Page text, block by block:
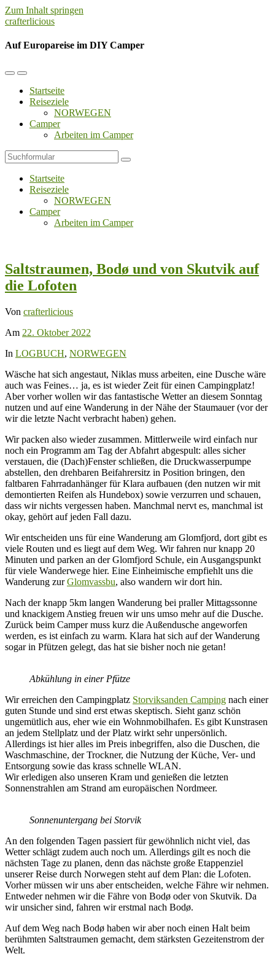
Zum Inhalt springen
crafterlicious
Auf Europareise im DIY Camper
Mobil-
umschalten
Suchfeld
umschalten
Startseite
Reiseziele
NORWEGEN
Camper
Arbeiten im Camper
Suchen
Startseite
Reiseziele
NORWEGEN
Camper
Arbeiten im Camper
Saltstraumen, Bodø und von Skutvik auf
die Lofoten
Von crafterlicious
Am 22. Oktober 2022
In LOGBUCH, NORWEGEN
Wäsche hat sich angestaut, Niklas muss arbeiten, eine Dusche wäre
auch was Feines… ja, es ist wieder Zeit für einen Campingplatz!
Aber vorher wollen wir das fantastische Wetter an diesem Sonntag
nutzen und auf eine Wanderung in der Nähe der Staumauer (vor der
wir die letzte Nacht verbracht haben) gehen.
Wir packen also wieder zusammen. Mittlerweile wird einfach nur
noch ein Programm am Tag der Abfahrt abgespult: alles sicher
verstauen, die (Dach)Fenster schließen, die Druckwasserpumpe
abstellen, den drehbaren Beifahrersitz in Position bringen, den
faltbaren Fahrradanhänger für Klara aufbauen (den nutzen wir mit
demontierten Reifen als Hundebox) sowie verzurren und schauen,
dass wir nichts vergessen haben. Manchmal nervt es, manchmal ist
okay, gehört auf jeden Fall dazu.
Wir entscheiden uns für eine Wanderung am Glomfjord, dort gibt es
viele Routen und es liegt auf dem Weg. Wir fahren nur knapp 20
Minuten und parken an der Glomfjord Schule, ein Ausgangspunkt
für viele Wanderwege hier. Eine Einheimische empfiehlt uns die
Wanderung zurGlomvassbu, also wandern wir dort hin.
Nach der knapp 5km langen Wanderung bei praller Mittagssonne
und knackigem Anstieg freuen wir uns umso mehr auf die Dusche.
Zurück beim Camper muss kurz die Außendusche angeworfen
werden, es ist einfach zu warm. Klara hat sich auf der Wanderung
sogar in Pfützen gelegt, das hat sie bisher noch nie getan!
Abkühlung in einer Pfütze
Wir erreichen den Campingplatz Storviksanden Camping nach einer
guten Stunde und sind erst etwas skeptisch. Sieht ganz schön
ungemütlich aus, eher wie ein Wohnmobilhafen. Es gibt Kunstrasen
an jedem Stellplatz und der Platz wirkt sehr unpersönlich.
Allerdings ist hier alles im Preis inbegriffen, also die Duschen, die
Waschmaschine, der Trockner, die Nutzung der Küche, Ver- und
Entsorgung sowie das krass schnelle WLAN.
Wir erledigen also unseren Kram und genießen die letzten
Sonnenstrahlen am Strand am europäischen Nordmeer.
Sonnenuntergang bei Storvik
An den folgenden Tagen passiert für gewöhnlich nicht viel, das
Wetter schlägt zudem auch noch um. Allerdings gilt es noch die
nächsten Tage zu planen, denn das nächste große Etappenziel
unserer Reise durch Norwegen steht auf dem Plan: die Lofoten.
Vorher müssen wir uns aber entscheiden, welche Fähre wir nehmen.
Entweder nehmen wir die Fähre von Bodø oder von Skutvik. Da
wir unsicher sind, fahren wir erstmal nach Bodø.
Auf dem Weg nach Bodø haben wir aber noch einen Halt beim
berühmten Saltstraumen gemacht, dem stärksten Gezeitenstrom der
Welt.